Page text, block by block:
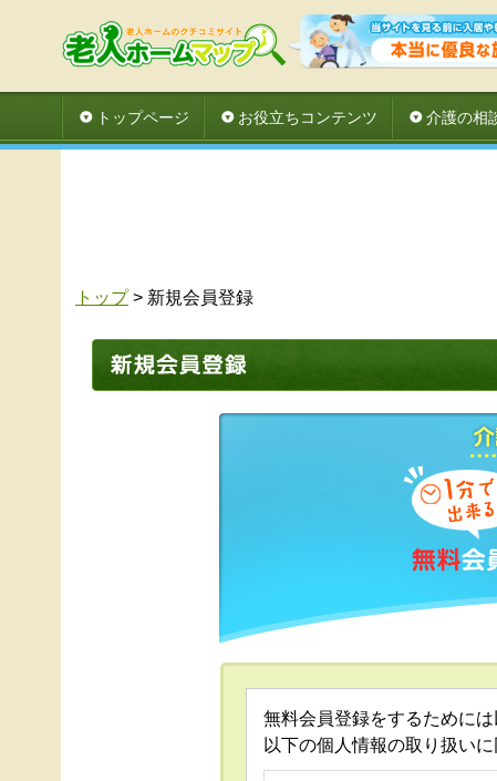
トップページ
お役立ちコンテンツ 介護の相
トップ> 新規会員登録
無料会員登録をするために
以下の個人情報の取り扱い